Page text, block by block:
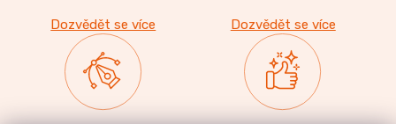
Dozvědět se více Dozvědět se více